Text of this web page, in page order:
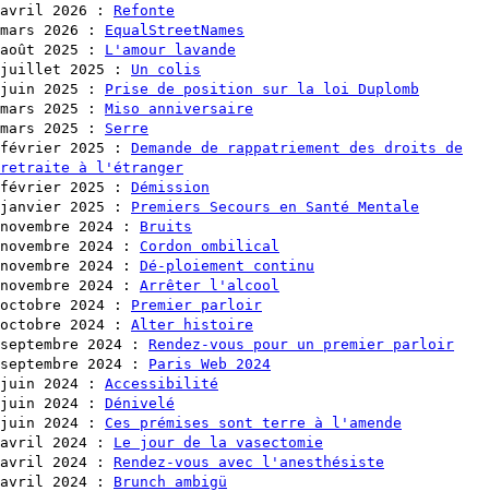
avril 2026
:
Refonte
mars 2026
:
EqualStreetNames
août 2025
:
L'amour lavande
juillet 2025
:
Un colis
juin 2025
:
Prise de position sur la loi Duplomb
mars 2025
:
Miso anniversaire
mars 2025
:
Serre
février 2025
:
Demande de rappatriement des droits de
retraite à l'étranger
février 2025
:
Démission
janvier 2025
:
Premiers Secours en Santé Mentale
novembre 2024
:
Bruits
novembre 2024
:
Cordon ombilical
novembre 2024
:
Dé-ploiement continu
novembre 2024
:
Arrêter l'alcool
octobre 2024
:
Premier parloir
octobre 2024
:
Alter histoire
septembre 2024
:
Rendez-vous pour un premier parloir
septembre 2024
:
Paris Web 2024
juin 2024
:
Accessibilité
juin 2024
:
Dénivelé
juin 2024
:
Ces prémises sont terre à l'amende
avril 2024
:
Le jour de la vasectomie
avril 2024
:
Rendez-vous avec l'anesthésiste
avril 2024
:
Brunch ambigü